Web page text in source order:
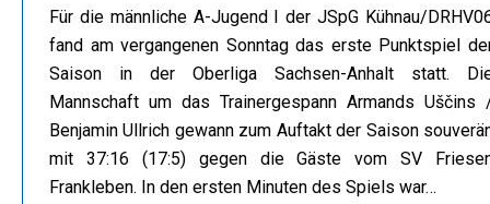
Für die männliche A-Jugend I der JSpG Kühnau/
fand am vergangenen Sonntag das erste Punktspiel
Saison in der Oberliga Sachsen-Anhalt statt.
Mannschaft um das Trainergespann Armands Uščins
Benjamin Ullrich gewann zum Auftakt der Saison
mit 37:16 (17:5) gegen die Gäste vom SV
Frankleben. In den ersten Minuten des Spiels war…